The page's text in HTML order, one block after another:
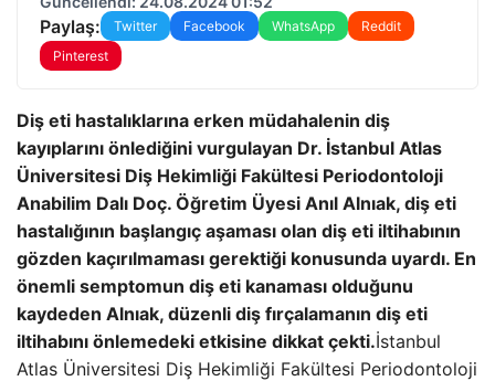
Paylaş: Twitter Facebook WhatsApp
Reddit
Pinterest
Diş eti hastalıklarına erken müdahalenin diş
kayıplarını önlediğini vurgulayan Dr. İstanbul Atlas
Üniversitesi Diş Hekimliği Fakültesi Periodontoloji
Anabilim Dalı Doç. Öğretim Üyesi Anıl Alnıak, diş eti
hastalığının başlangıç ​​aşaması olan diş eti iltihabının
gözden kaçırılmaması gerektiği konusunda uyardı. En
önemli semptomun diş eti kanaması olduğunu
kaydeden Alnıak, düzenli diş fırçalamanın diş eti
iltihabını önlemedeki etkisine dikkat çekti.İstanbul
Atlas Üniversitesi Diş Hekimliği Fakültesi Periodontoloji